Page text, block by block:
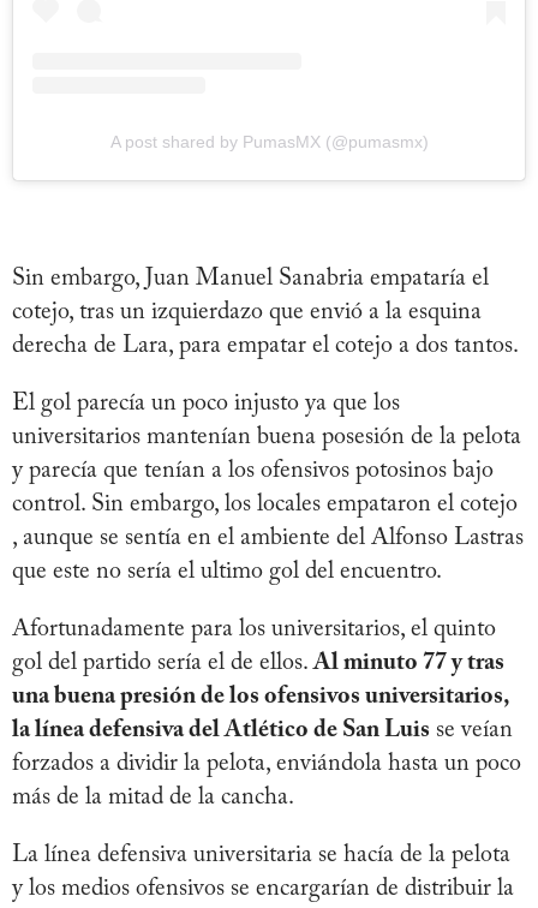
A post shared by PumasMX (@pumasmx)
Sin embargo, Juan Manuel Sanabria empataría el
cotejo, tras un izquierdazo que envió a la esquina
derecha de Lara, para empatar el cotejo a dos tantos.
El gol parecía un poco injusto ya que los
universitarios mantenían buena posesión de la pelota
y parecía que tenían a los ofensivos potosinos bajo
control. Sin embargo, los locales empataron el cotejo
, aunque se sentía en el ambiente del Alfonso Lastras
que este no sería el ultimo gol del encuentro.
Afortunadamente para los universitarios, el quinto
gol del partido sería el de ellos.Al minuto 77 y tras
una buena presión de los ofensivos universitarios,
la línea defensiva del Atlético de San Luis se veían
forzados a dividir la pelota, enviándola hasta un poco
más de la mitad de la cancha.
La línea defensiva universitaria se hacía de la pelota
y los medios ofensivos se encargarían de distribuir la